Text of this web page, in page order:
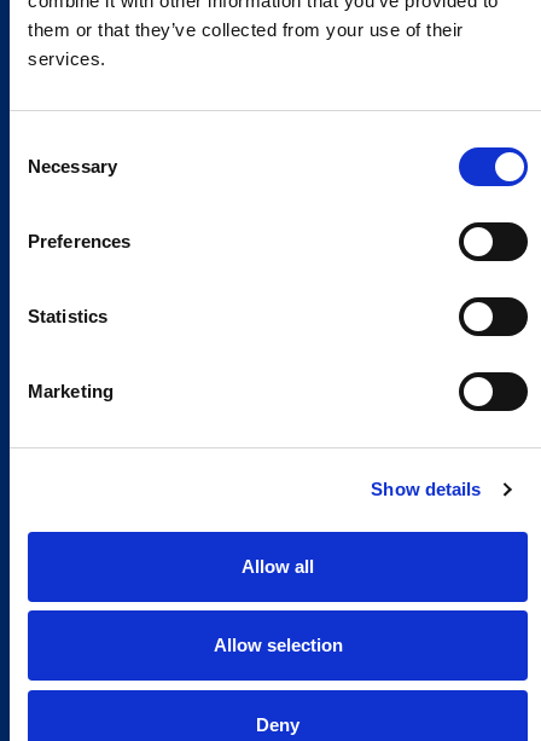
them or that they’ve collected from your use of their
services.
Selection
Necessary
Preferences
Statistics
Marketing
Show details
Allow all
Allow selection
Deny